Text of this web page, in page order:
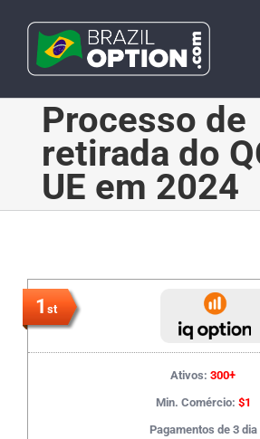
content
Processo de
retirada do
UE em 2024
1st
Ativos: 300+
Min. Comércio: $1
Pagamentos de 3 dia